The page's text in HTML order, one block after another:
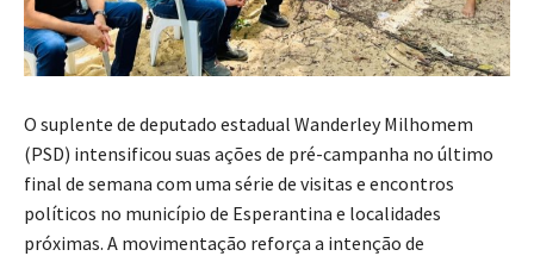
O suplente de deputado estadual Wanderley Milhomem
(PSD) intensificou suas ações de pré-campanha no último
final de semana com uma série de visitas e encontros
políticos no município de Esperantina e localidades
próximas. A movimentação reforça a intenção de